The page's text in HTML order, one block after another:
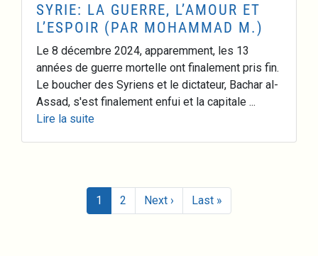
SYRIE: LA GUERRE, L’AMOUR ET
L’ESPOIR (PAR MOHAMMAD M.)
Le 8 décembre 2024, apparemment, les 13
années de guerre mortelle ont finalement pris fin.
Le boucher des Syriens et le dictateur, Bachar al-
Assad, s'est finalement enfui et la capitale ...
Lire la suite
Pagination 1 2 Next › Page suivante
Last »